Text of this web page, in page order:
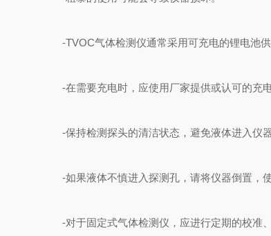
-TVOC气体检测仪通常采用可充电的锂电池供
-在需要充电时，应使用厂家提供或认可的充电
-保持检测探头的清洁状态，避免液体进入仪器
-如果液体不慎进入探测孔，请将仪器倒置，使
-对于固定式气体检测仪，应进行定期的校准、